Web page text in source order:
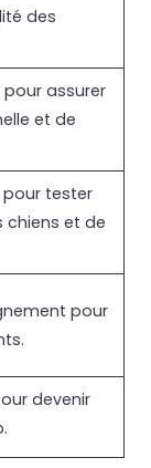
des
assurer
et de
pour tester
chiens et de
pour
devenir